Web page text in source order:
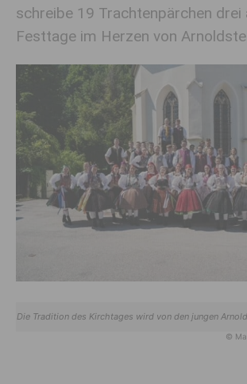
schreibe 19 Trachtenpärchen drei
Festtage im Herzen von
Die Tradition des Kirchtages wird von den jungen
©